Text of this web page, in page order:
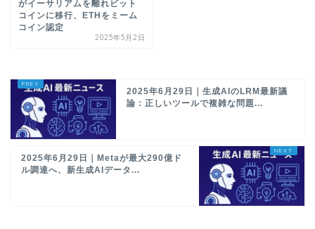
がイーサリアムを離れビット
コインに移行、ETHをミーム
コイン認定
2025年5月2日
2025年6月29日｜生成AIのLRM最新議
論：正しいツールで複雑な問題...
2025年6月29日｜Metaが最大290億ド
ル調達へ、新生成AIデータ...